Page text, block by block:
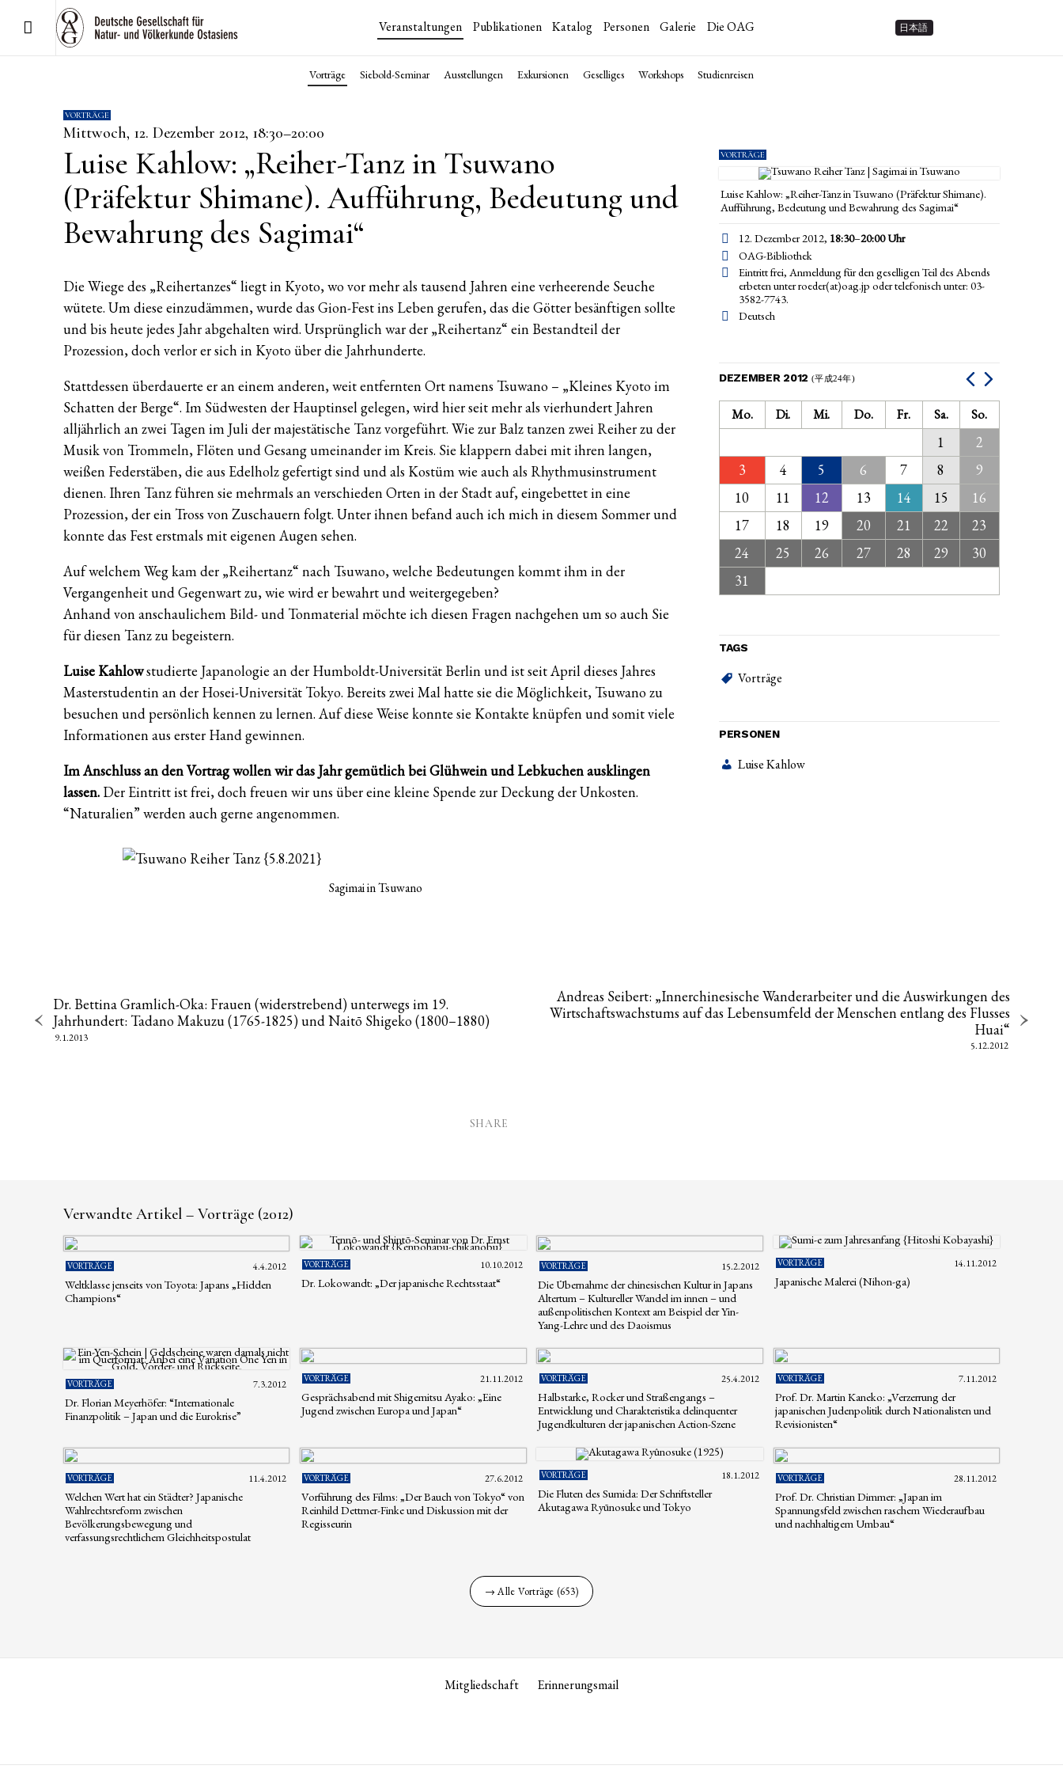
Veranstaltungen Publikationen Katalog Personen Galerie Die OAG 日本語
Vorträge Siebold-Seminar Ausstellungen Exkursionen Geselliges Workshops Studienreisen
VORTRÄGE
Mittwoch, 12. Dezember 2012, 18:30–20:00
Luise Kahlow: „Reiher-Tanz in Tsuwano
(Präfektur Shimane). Aufführung, Bedeutung und
Bewahrung des Sagimai“
Die Wiege des „Reihertanzes“ liegt in Kyoto, wo vor mehr als tausend Jahren eine verheerende Seuche
wütete. Um diese einzudämmen, wurde das Gion-Fest ins Leben gerufen, das die Götter besänftigen sollte
und bis heute jedes Jahr abgehalten wird. Ursprünglich war der „Reihertanz“ ein Bestandteil der
Prozession, doch verlor er sich in Kyoto über die Jahrhunderte.
Stattdessen überdauerte er an einem anderen, weit entfernten Ort namens Tsuwano – „Kleines Kyoto im
Schatten der Berge“. Im Südwesten der Hauptinsel gelegen, wird hier seit mehr als vierhundert Jahren
alljährlich an zwei Tagen im Juli der majestätische Tanz vorgeführt. Wie zur Balz tanzen zwei Reiher zu der
Musik von Trommeln, Flöten und Gesang umeinander im Kreis. Sie klappern dabei mit ihren langen,
weißen Federstäben, die aus Edelholz gefertigt sind und als Kostüm wie auch als Rhythmusinstrument
dienen. Ihren Tanz führen sie mehrmals an verschieden Orten in der Stadt auf, eingebettet in eine
Prozession, der ein Tross von Zuschauern folgt. Unter ihnen befand auch ich mich in diesem Sommer und
konnte das Fest erstmals mit eigenen Augen sehen.
Auf welchem Weg kam der „Reihertanz“ nach Tsuwano, welche Bedeutungen kommt ihm in der
Vergangenheit und Gegenwart zu, wie wird er bewahrt und weitergegeben?
Anhand von anschaulichem Bild- und Tonmaterial möchte ich diesen Fragen nachgehen um so auch Sie
für diesen Tanz zu begeistern.
Luise Kahlowstudierte Japanologie an der Humboldt-Universität Berlin und ist seit April dieses Jahres
Masterstudentin an der Hosei-Universität Tokyo. Bereits zwei Mal hatte sie die Möglichkeit, Tsuwano zu
besuchen und persönlich kennen zu lernen. Auf diese Weise konnte sie Kontakte knüpfen und somit viele
Informationen aus erster Hand gewinnen.
Im Anschluss an den Vortrag wollen wir das Jahr gemütlich bei Glühwein und Lebkuchen ausklingen
lassen. Der Eintritt ist frei, doch freuen wir uns über eine kleine Spende zur Deckung der Unkosten.
“Naturalien” werden auch gerne angenommen.
Sagimai in Tsuwano
VORTRÄGE
Luise Kahlow: „Reiher-Tanz in Tsuwano (Präfektur Shimane).
Aufführung, Bedeutung und Bewahrung des Sagimai“
12. Dezember 2012, 18:30–20:00Uhr
OAG-Bibliothek
Eintritt frei, Anmeldung für den geselligen Teil des Abends
erbeten unter roeder(at)oag.jp oder telefonisch unter: 03-
3582-7743.
Deutsch
DEZEMBER 2012 (平成24年)
Mo. Di. Mi. Do. Fr. Sa. So.
1
2
3
4 5 6 7 8
9
10
11 12 13 14 15
16
17
18 19 20 21 22
23
24
25 26 27 28 29
30
31
TAGS
Vorträge
PERSONEN
Luise Kahlow
Dr. Bettina Gramlich-Oka: Frauen (widerstrebend) unterwegs im 19.
Jahrhundert: Tadano Makuzu (1765-1825) und Naitō Shigeko (1800–1880)
9.1.2013
Andreas Seibert: „Innerchinesische Wanderarbeiter und die Auswirkungen des
Wirtschaftswachstums auf das Lebensumfeld der Menschen entlang des Flusses
Huai“
5.12.2012
SHARE
Verwandte Artikel – Vorträge (2012)
VORTRÄGE 4.4.2012
Weltklasse jenseits von Toyota: Japans „Hidden
Champions“
VORTRÄGE 10.10.2012
Dr. Lokowandt: „Der japanische Rechtsstaat“
VORTRÄGE 15.2.2012
Die Übernahme der chinesischen Kultur in Japans
Altertum – Kultureller Wandel im innen – und
außenpolitischen Kontext am Beispiel der Yin-
Yang-Lehre und des Daoismus
VORTRÄGE 14.11.2012
Japanische Malerei (Nihon-ga)
VORTRÄGE 7.3.2012
Dr. Florian Meyerhöfer: “Internationale
Finanzpolitik – Japan und die Eurokrise”
VORTRÄGE 21.11.2012
Gesprächsabend mit Shigemitsu Ayako: „Eine
Jugend zwischen Europa und Japan“
VORTRÄGE 25.4.2012
Halbstarke, Rocker und Straßengangs –
Entwicklung und Charakteristika delinquenter
Jugendkulturen der japanischen Action-Szene
VORTRÄGE 7.11.2012
Prof. Dr. Martin Kaneko: „Verzerrung der
japanischen Judenpolitik durch Nationalisten und
Revisionisten“
VORTRÄGE 11.4.2012
Welchen Wert hat ein Städter? Japanische
Wahlrechtsreform zwischen
Bevölkerungsbewegung und
verfassungsrechtlichem Gleichheitspostulat
VORTRÄGE 27.6.2012
Vorführung des Films: „Der Bauch von Tokyo“ von
Reinhild Dettmer-Finke und Diskussion mit der
Regisseurin
VORTRÄGE 18.1.2012
Die Fluten des Sumida: Der Schriftsteller
Akutagawa Ryūnosuke und Tokyo
VORTRÄGE 28.11.2012
Prof. Dr. Christian Dimmer: „Japan im
Spannungsfeld zwischen raschem Wiederaufbau
und nachhaltigem Umbau“
→ Alle Vorträge (653)
Mitgliedschaft Erinnerungsmail